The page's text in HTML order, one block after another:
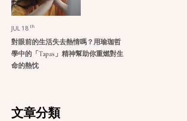
JUL 18 th
對眼前的生活失去熱情嗎？用瑜珈哲
學中的「Tapas」精神幫助你重燃對生
命的熱忱
文章分類